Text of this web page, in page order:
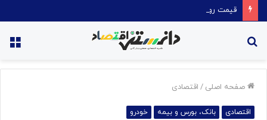
قیمت روغن دریکسال رکورد زد
صفحه اصلی / اقتصادی
اقتصادی بانک، بورس و بیمه خودرو